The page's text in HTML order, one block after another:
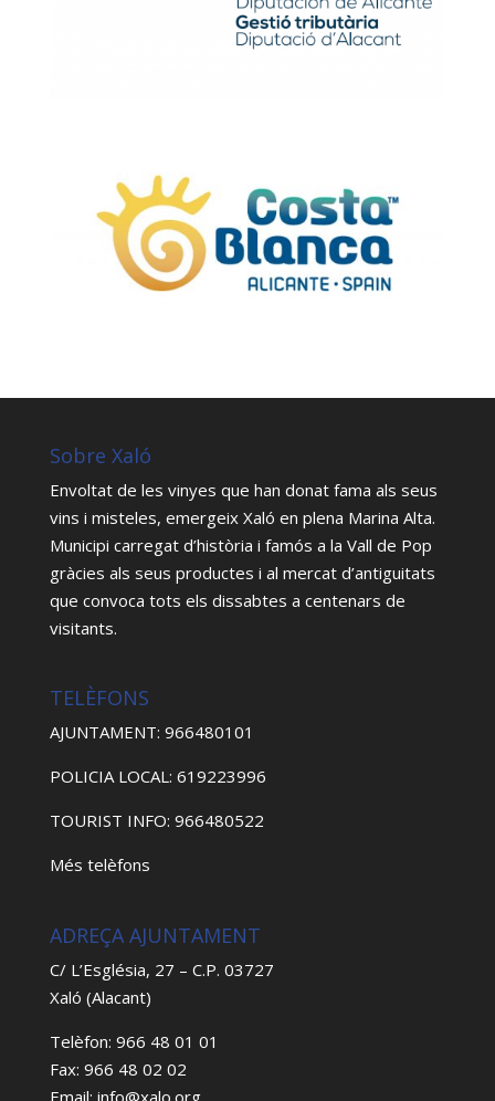
Sobre Xaló
Envoltat de les vinyes que han donat fama als seus
vins i misteles, emergeix Xaló en plena Marina Alta.
Municipi carregat d’història i famós a la Vall de Pop
gràcies als seus productes i al mercat d’antiguitats
que convoca tots els dissabtes a centenars de
visitants.
TELÈFONS
AJUNTAMENT: 966480101
POLICIA LOCAL: 619223996
TOURIST INFO: 966480522
Més telèfons
ADREÇA AJUNTAMENT
C/ L’Església, 27 – C.P. 03727
Xaló (Alacant)
Telèfon: 966 48 01 01
Fax: 966 48 02 02
Email: info@xalo.org